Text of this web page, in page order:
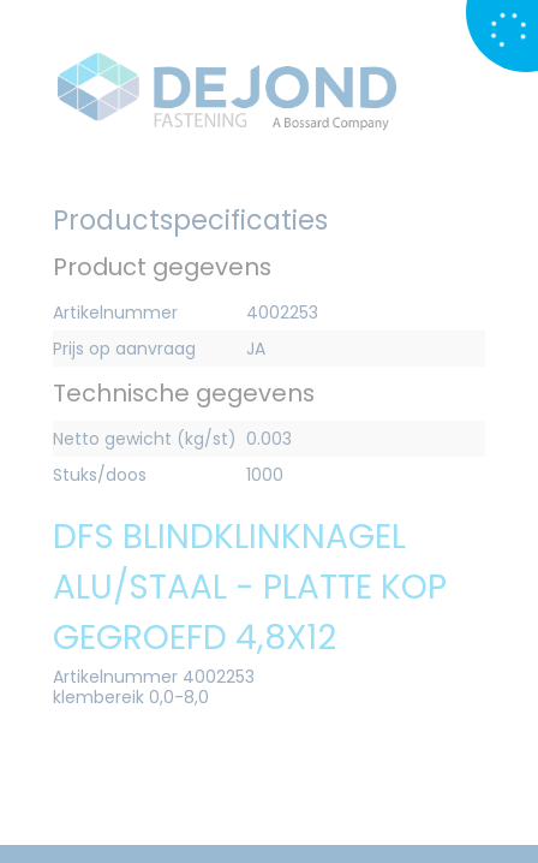
Productspecificaties
Product gegevens
Artikelnummer
4002253
Prijs op aanvraag
JA
Technische gegevens
Netto gewicht (kg/st) 0.003
Stuks/doos
1000
DFS BLINDKLINKNAGEL
ALU/STAAL - PLATTE KOP
GEGROEFD 4,8X12
Artikelnummer 4002253
klembereik 0,0-8,0